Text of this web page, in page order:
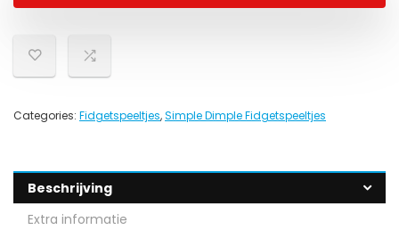
Categories: Fidgetspeeltjes,Simple Dimple Fidgetspeeltjes
Beschrijving
Extra informatie